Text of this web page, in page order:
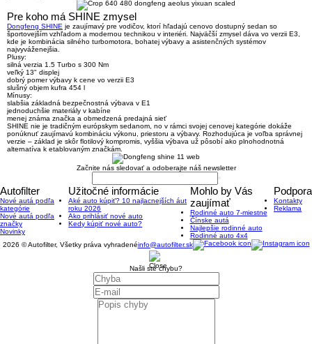
Pre koho má SHINE zmysel
Dongfeng SHINE je zaujímavý pre vodičov, ktorí hľadajú cenovo dostupný sedan so
športovejším vzhľadom a modernou technikou v interiéri . Najväčší zmysel dáva vo verzii E3,
kde je kombinácia silného turbomotora, bohatej výbavy a asistenčných systémov
najvyváženejšia.
Plusy:
silná verzia 1.5 Turbo s 300 Nm
veľký 13" displej
dobrý pomer výbavy k cene vo verzii E3
slušný objem kufra 454 l
Mínusy:
slabšia základná bezpečnostná výbava v E1
jednoduchšie materiály v kabíne
menej známa značka a obmedzená predajná sieť
SHINE nie je tradičným európskym sedanom, no v rámci svojej cenovej kategórie dokáže
ponúknuť zaujímavú kombináciu výkonu, priestoru a výbavy. Rozhodujúca je voľba správnej
verzie – základ je skôr flotilový kompromis, vyššia výbava už pôsobí ako plnohodnotná
alternatíva k etablovaným značkám.
Začnite nás sledovať a odoberajte náš newsletter
Autofilter
Nové autá podľa
kategórie
Nové autá podľa
značky
Novinky
Užitočné informácie
Aké auto kúpiť? 10 najlacnejších áut
roku 2026
Ako prihlásiť nové auto
Kedy kúpiť nové auto?
Mohlo by Vás
zaujímať
Rodinné auto 7-miestne
Čínske autá
Najlepšie rodinné auto
Rodinné auto 4x4
Podpora
Kontakty
Reklama
2026 © Autofilter, Všetky práva vyhradenéinfo@autofilter.sk
Našli ste chybu?